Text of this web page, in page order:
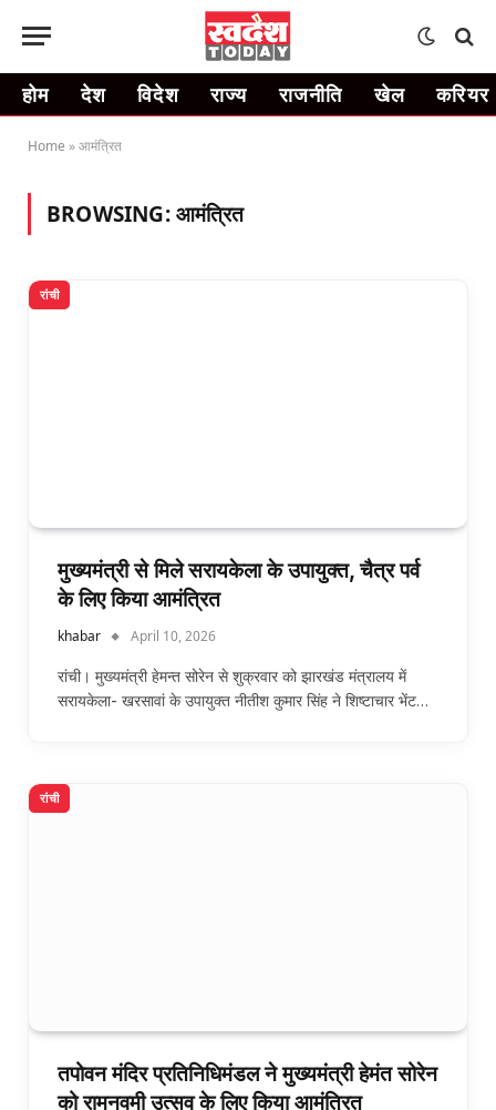
होम देश विदेश राज्य राजनीति खेल करियर
Home »आमंत्रित
BROWSING:आमंत्रित
रांची
मुख्यमंत्री से मिले सरायकेला के उपायुक्त, चैत्र पर्व
के लिए किया आमंत्रित
khabar April 10, 2026
रांची। मुख्यमंत्री हेमन्त सोरेन से शुक्रवार को झारखंड मंत्रालय में
सरायकेला- खरसावां के उपायुक्त नीतीश कुमार सिंह ने शिष्टाचार भेंट…
रांची
तपोवन मंदिर प्रतिनिधिमंडल ने मुख्यमंत्री हेमंत सोरेन
को रामनवमी उत्सव के लिए किया आमंत्रित